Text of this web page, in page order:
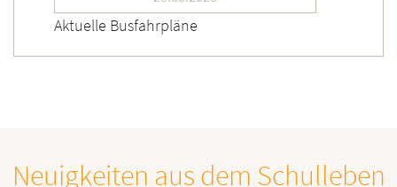
Aktuelle Busfahrpläne
Neuigkeiten aus dem Schulleben